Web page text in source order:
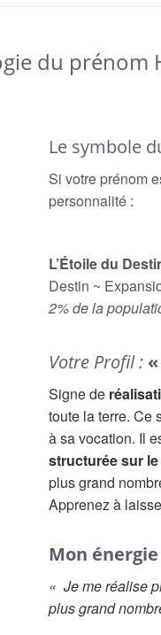
du prénom
Le symbole
Si votre prénom
personnalité :
L’Étoile du
Destin ~
2% de la
Votre Profil :
Signe de
toute la terre. Ce
à sa vocation. Il
structurée sur
plus grand
Apprenez à
Mon
« Je me réalise
plus grand